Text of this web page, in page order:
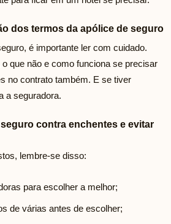
dos termos da apólice de seguro
é importante ler com cuidado.
que não e como funciona se precisar
no contrato também. E se tiver
a seguradora.
contra enchentes e evitar
lembre-se disso:
para escolher a melhor;
de várias antes de escolher;